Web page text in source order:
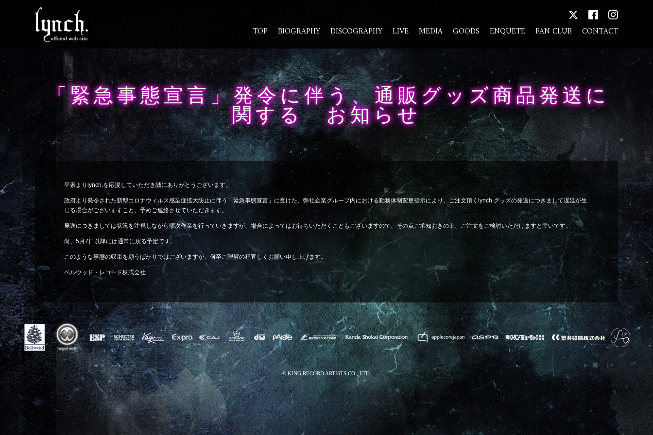
TOP BIOGRAPHY DISCOGRAPHY LIVE MEDIA GOODS ENQUETE FAN CLUB CONTACT
「緊急事態宣言」発令に伴う、通販グッズ商品発送に
関する お知らせ
平素よりlynch.を応援していただき誠にありがとうございます。
政府より発令された新型コロナウィルス感染症拡大防止に伴う「緊急事態宣言」に受けた、弊社企業グループ内における勤務体制変更指示により、ご注文頂くlynch.グッズの発送につきまして遅延が生
じる場合がございますこと、予めご連絡させていただきます。
発送につきましては状況を注視しながら順次作業を行っていきますが、場合によってはお待ちいただくこともございますので、その点ご承知おきの上、ご注文をご検討いただけますと幸いです。
尚、5月7日以降には通常に戻る予定です。
このような事態の収束を願うばかりではございますが、何卒ご理解の程宜しくお願い申し上げます。
ベルウッド・レコード株式会社
© KING RECORD ARTISTS CO., LTD.